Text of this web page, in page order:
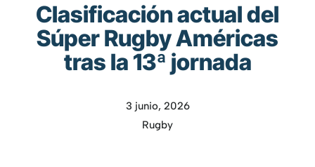
Clasificación actual del
Súper Rugby Américas
tras la 13ª jornada
3 junio, 2026
Rugby